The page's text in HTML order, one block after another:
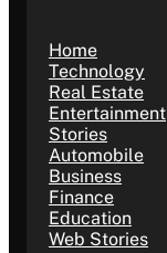
Home
Technology
Real Estate
Entertainment
Stories
Automobile
Business
Finance
Education
Web Stories